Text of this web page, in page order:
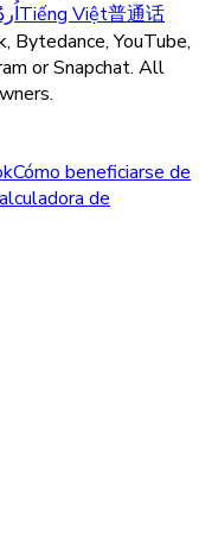
Tiếng Việt普通话
YouTube,
or Snapchat. All
Cómo beneficiarse de
de